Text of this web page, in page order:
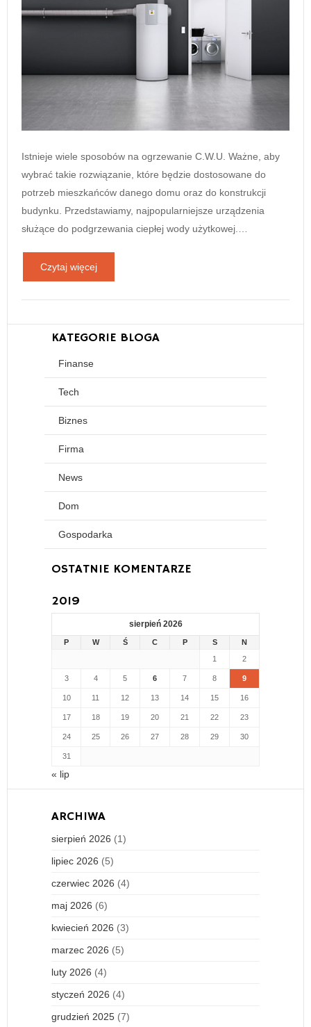
Istnieje wiele sposobów na ogrzewanie C.W.U. Ważne, aby
wybrać takie rozwiązanie, które będzie dostosowane do
potrzeb mieszkańców danego domu oraz do konstrukcji
budynku. Przedstawiamy, najpopularniejsze urządzenia
służące do podgrzewania ciepłej wody użytkowej.…
Czytaj więcej
KATEGORIE BLOGA
Finanse
Tech
Biznes
Firma
News
Dom
Gospodarka
OSTATNIE KOMENTARZE
2019
sierpień 2026
P W Ś C P S
N
1
2
3 4 5 6 7 8 9
10 11 12 13 14 15 16
17 18 19 20 21 22 23
24 25 26 27 28 29 30
31
« lip
ARCHIWA
sierpień 2026 (1)
lipiec 2026 (5)
czerwiec 2026 (4)
maj 2026 (6)
kwiecień 2026 (3)
marzec 2026 (5)
luty 2026 (4)
styczeń 2026 (4)
grudzień 2025 (7)